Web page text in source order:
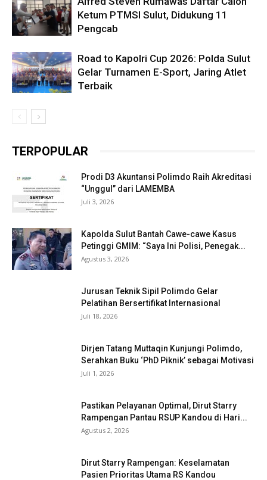
Ketum PTMSI Sulut, Didukung 11
Pengcab
Road to Kapolri Cup 2026: Polda Sulut
Gelar Turnamen E-Sport, Jaring Atlet
Terbaik
TERPOPULAR
Prodi D3 Akuntansi Polimdo Raih Akreditasi
“Unggul” dari LAMEMBA
Juli 3, 2026
Kapolda Sulut Bantah Cawe-cawe Kasus
Petinggi GMIM: “Saya Ini Polisi, Penegak...
Agustus 3, 2026
Jurusan Teknik Sipil Polimdo Gelar
Pelatihan Bersertifikat Internasional
Juli 18, 2026
Dirjen Tatang Muttaqin Kunjungi Polimdo,
Serahkan Buku ‘PhD Piknik’ sebagai Motivasi
Juli 1, 2026
Pastikan Pelayanan Optimal, Dirut Starry
Rampengan Pantau RSUP Kandou di Hari...
Agustus 2, 2026
Dirut Starry Rampengan: Keselamatan
Pasien Prioritas Utama RS Kandou